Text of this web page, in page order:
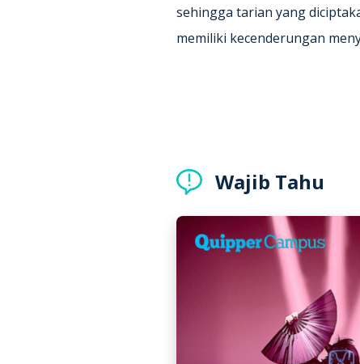
sehingga tarian yang
memiliki kecenderungan
Wajib Tahu